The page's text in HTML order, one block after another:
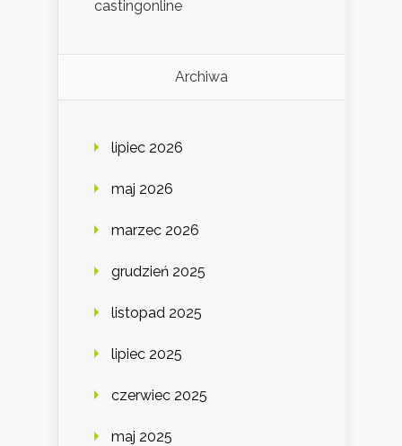
castingonline
Archiwa
lipiec 2026
maj 2026
marzec 2026
grudzień 2025
listopad 2025
lipiec 2025
czerwiec 2025
maj 2025